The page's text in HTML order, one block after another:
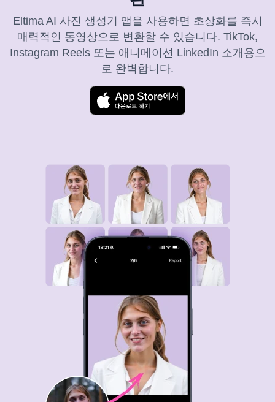
Eltima AI 사진 생성기 앱을 사용하면 초상화를 즉시
매력적인 동영상으로 변환할 수 있습니다. TikTok,
Instagram Reels 또는 애니메이션 LinkedIn 소개용으
로 완벽합니다.